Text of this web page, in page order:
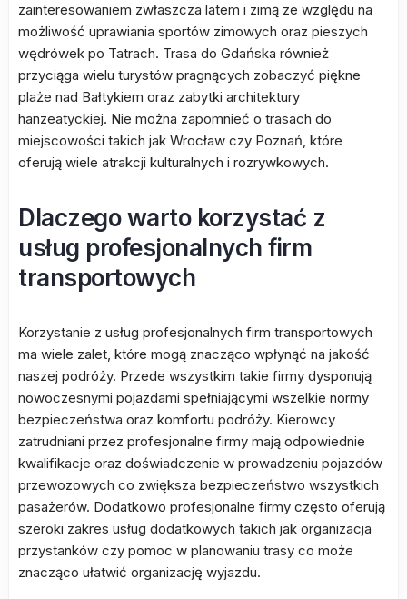
zainteresowaniem zwłaszcza latem i zimą ze względu na
możliwość uprawiania sportów zimowych oraz pieszych
wędrówek po Tatrach. Trasa do Gdańska również
przyciąga wielu turystów pragnących zobaczyć piękne
plaże nad Bałtykiem oraz zabytki architektury
hanzeatyckiej. Nie można zapomnieć o trasach do
miejscowości takich jak Wrocław czy Poznań, które
oferują wiele atrakcji kulturalnych i rozrywkowych.
Dlaczego warto korzystać z
usług profesjonalnych firm
transportowych
Korzystanie z usług profesjonalnych firm transportowych
ma wiele zalet, które mogą znacząco wpłynąć na jakość
naszej podróży. Przede wszystkim takie firmy dysponują
nowoczesnymi pojazdami spełniającymi wszelkie normy
bezpieczeństwa oraz komfortu podróży. Kierowcy
zatrudniani przez profesjonalne firmy mają odpowiednie
kwalifikacje oraz doświadczenie w prowadzeniu pojazdów
przewozowych co zwiększa bezpieczeństwo wszystkich
pasażerów. Dodatkowo profesjonalne firmy często oferują
szeroki zakres usług dodatkowych takich jak organizacja
przystanków czy pomoc w planowaniu trasy co może
znacząco ułatwić organizację wyjazdu.